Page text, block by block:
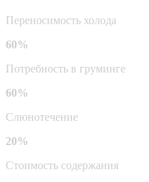
Переносимость холода
60%
Потребность в груминге
60%
Слюнотечение
20%
Стоимость содержания